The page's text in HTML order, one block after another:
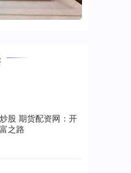
股 期货配资网：开
之路